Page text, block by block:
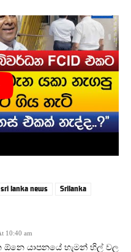
sri lanka news
Srilanka
10:40 am
ඕනෙ යාපනයේ හැමන් හිල් වල